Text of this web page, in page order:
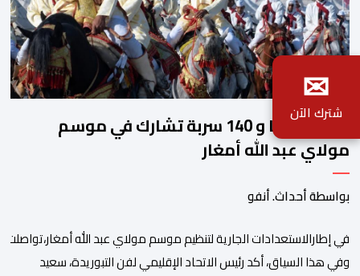
2140 فارسا و 140 سربة تشارك في موسم
مولاي عبد الله أمغار
بواسطة أحداث. أنفو
في إطارالاستعدادات الجارية لتنظيم موسم مولاي عبد الله
وفي هذا السياق، أكد رئيس الاتحاد الإقليمي لفن التبوريدة، سعيد
✉
شترك الآن